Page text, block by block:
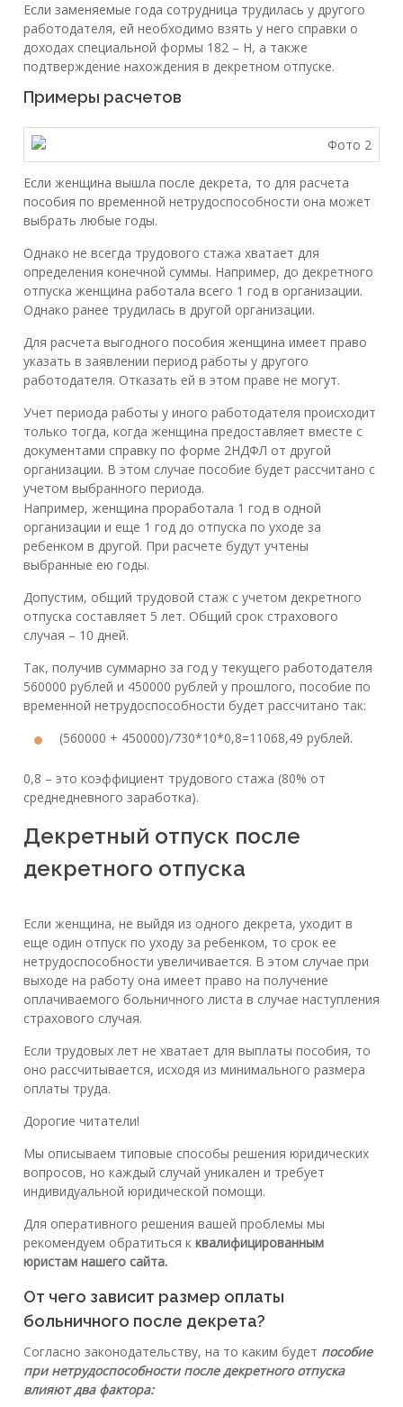
Если заменяемые года сотрудница трудилась у другого
работодателя, ей необходимо взять у него справки о
доходах специальной формы 182 – Н, а также
подтверждение нахождения в декретном отпуске.
Примеры расчетов
Если женщина вышла после декрета, то для расчета
пособия по временной нетрудоспособности она может
выбрать любые годы.
Однако не всегда трудового стажа хватает для
определения конечной суммы. Например, до декретного
отпуска женщина работала всего 1 год в организации.
Однако ранее трудилась в другой организации.
Для расчета выгодного пособия женщина имеет право
указать в заявлении период работы у другого
работодателя. Отказать ей в этом праве не могут.
Учет периода работы у иного работодателя происходит
только тогда, когда женщина предоставляет вместе с
документами справку по форме 2НДФЛ от другой
организации. В этом случае пособие будет рассчитано с
учетом выбранного периода.
Например, женщина проработала 1 год в одной
организации и еще 1 год до отпуска по уходе за
ребенком в другой. При расчете будут учтены
выбранные ею годы.
Допустим, общий трудовой стаж с учетом декретного
отпуска составляет 5 лет. Общий срок страхового
случая – 10 дней.
Так, получив суммарно за год у текущего работодателя
560000 рублей и 450000 рублей у прошлого, пособие по
временной нетрудоспособности будет рассчитано так:
(560000 + 450000)/730*10*0,8=11068,49 рублей.
0,8 – это коэффициент трудового стажа (80% от
среднедневного заработка).
Декретный отпуск после
декретного отпуска
Если женщина, не выйдя из одного декрета, уходит в
еще один отпуск по уходу за ребенком, то срок ее
нетрудоспособности увеличивается. В этом случае при
выходе на работу она имеет право на получение
оплачиваемого больничного листа в случае наступления
страхового случая.
Если трудовых лет не хватает для выплаты пособия, то
оно рассчитывается, исходя из минимального размера
оплаты труда.
Дорогие читатели!
Мы описываем типовые способы решения юридических
вопросов, но каждый случай уникален и требует
индивидуальной юридической помощи.
Для оперативного решения вашей проблемы мы
рекомендуем обратиться к квалифицированным
юристам нашего сайта.
От чего зависит размер оплаты
больничного после декрета?
Согласно законодательству, на то каким будет пособие
при нетрудоспособности после декретного отпуска
влияют два фактора: